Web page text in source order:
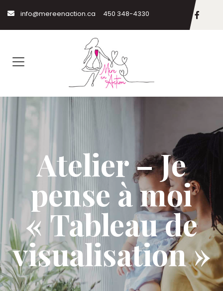
info@mereenaction.ca 450 348-4330
Atelier – Je
pense à moi
« Tableau de
visualisation »